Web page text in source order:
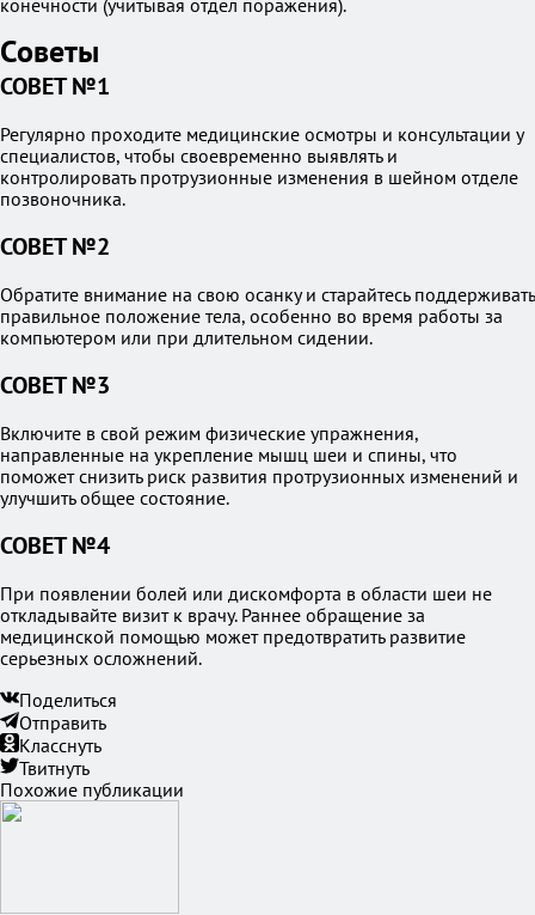
конечности (учитывая отдел поражения).
Советы
СОВЕТ №1
Регулярно проходите медицинские осмотры и консультации у
специалистов, чтобы своевременно выявлять и
контролировать протрузионные изменения в шейном отделе
позвоночника.
СОВЕТ №2
Обратите внимание на свою осанку и старайтесь поддерживать
правильное положение тела, особенно во время работы за
компьютером или при длительном сидении.
СОВЕТ №3
Включите в свой режим физические упражнения,
направленные на укрепление мышц шеи и спины, что
поможет снизить риск развития протрузионных изменений и
улучшить общее состояние.
СОВЕТ №4
При появлении болей или дискомфорта в области шеи не
откладывайте визит к врачу. Раннее обращение за
медицинской помощью может предотвратить развитие
серьезных осложнений.
Поделиться
Отправить
Класснуть
Твитнуть
Похожие публикации